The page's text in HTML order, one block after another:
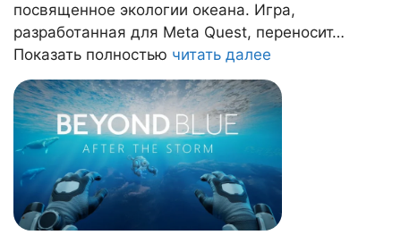
посвященное экологии океана. Игра,
разработанная для Meta Quest, переносит…
Показать полностью читать далее